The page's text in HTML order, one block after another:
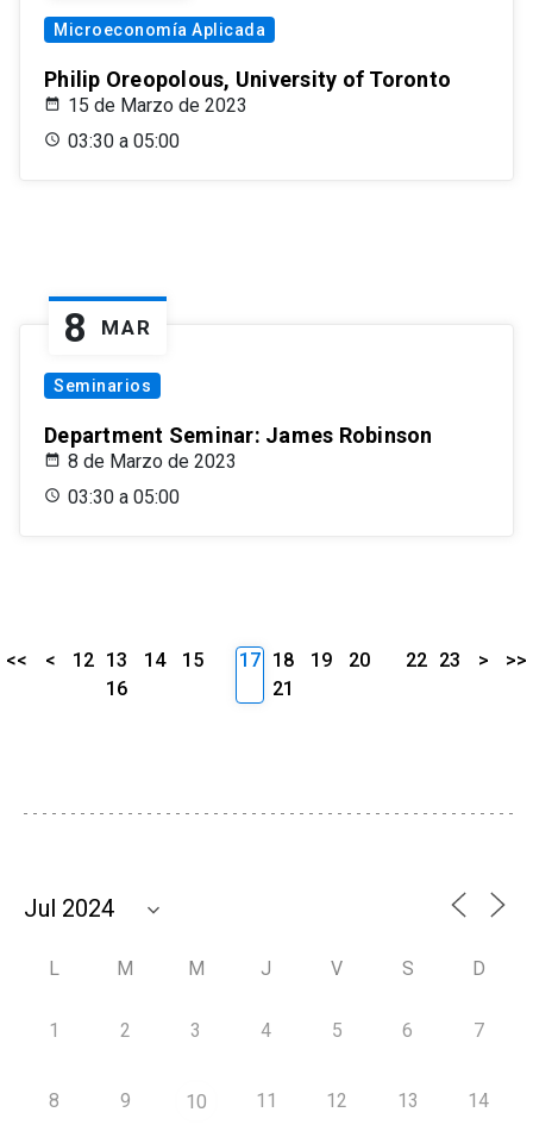
Microeconomía Aplicada
Philip Oreopolous, University of Toronto
15 de Marzo de 2023
03:30 a 05:00
8 MAR
Seminarios
Department Seminar: James Robinson
8 de Marzo de 2023
03:30 a 05:00
<< < 12 13 14
15
16
17 18 19
20
21
22 23 > >>
L M M J V S D
1 2 3 4 5 6 7
8 9 10 11 12 13 14